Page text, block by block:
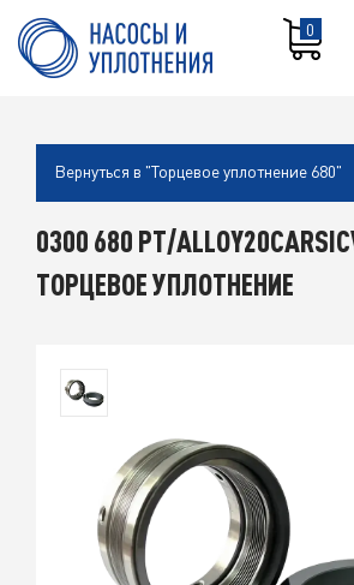
0
Вернуться в "Торцевое уплотнение 680"
0300 680 PT/
ТОРЦЕВОЕ УПЛОТНЕНИЕ